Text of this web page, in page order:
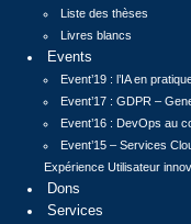
Liste des thèses
Livres blancs
Events
Event’19 : l’IA en
Event’17 : GDPR –
Event’16 : DevOps au
Event’15 – Services
Expérience Utilisateur
Dons
Services